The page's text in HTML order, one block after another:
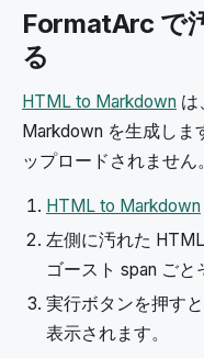
FormatArc で
る
HTML to Markdown は
Markdown を生成し
ップロードされません。
HTML to Markdown
左側に汚れた
ゴースト span ごと
実行ボタンを押す
表示されます。